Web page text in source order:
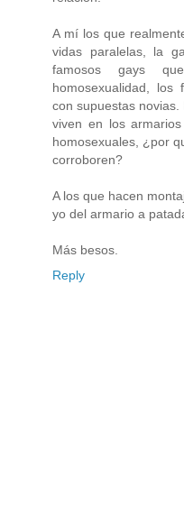
A mí los que
vidas paralelas, la
famosos gays
homosexualidad, los
con supuestas
viven en los
homosexuales, ¿por
corroboren?
A los que hacen
yo del armario a
Más besos.
Reply